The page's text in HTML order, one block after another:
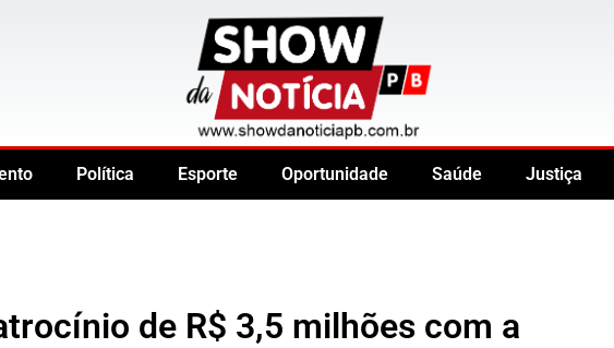
Política Esporte Oportunidade Saúde Justiça
de R$ 3,5 milhões com a